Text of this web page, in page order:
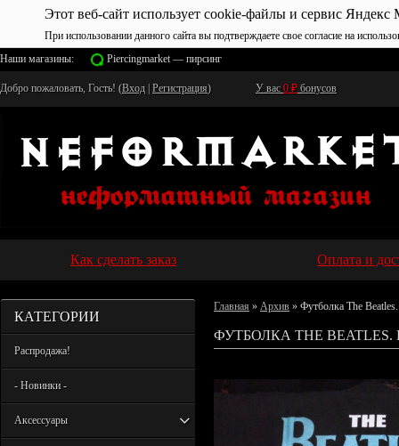
Этот веб-сайт использует cookie-файлы и сервис Яндекс
При использовании данного сайта вы подтверждаете свое согласие на
Наши магазины:
Piercingmarket — пирсинг
Добро пожаловать, Гость! (Вход Регистрация) У вас 0 ₽ бонусов
Как сделать заказ Оплата и
КАТЕГОРИИ
Распродажа!
- Новинки -
Аксессуары
Главная » Архив » Футболка The
ФУТБОЛКА THE BEATLES.